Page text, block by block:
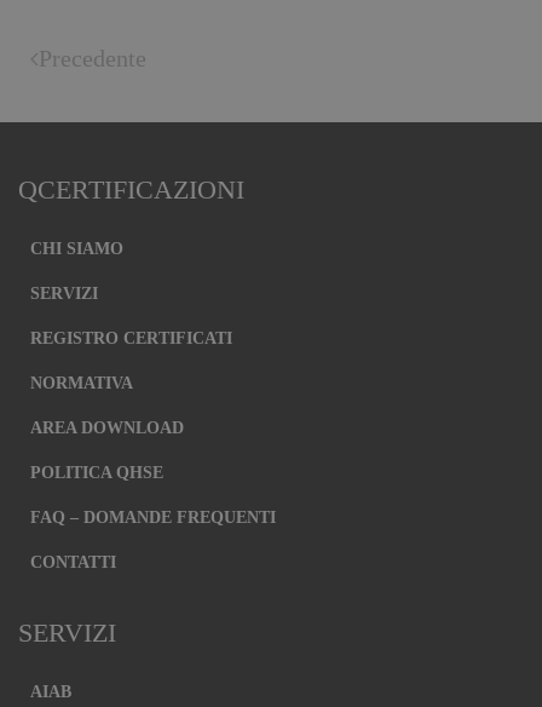
Precedente
QCERTIFICAZIONI
CHI SIAMO
SERVIZI
REGISTRO CERTIFICATI
NORMATIVA
AREA DOWNLOAD
POLITICA QHSE
FAQ – DOMANDE FREQUENTI
CONTATTI
SERVIZI
AIAB